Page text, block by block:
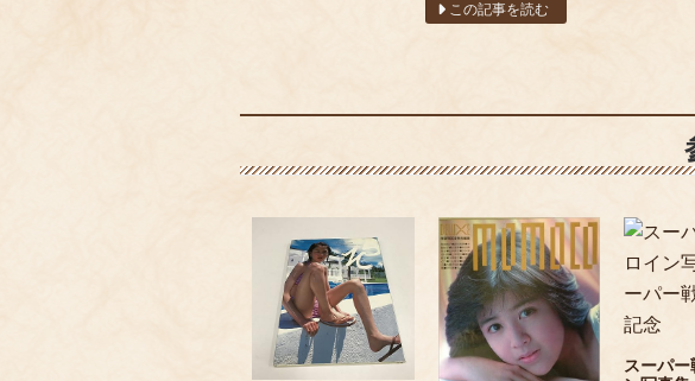
この記事を読む
スーパー